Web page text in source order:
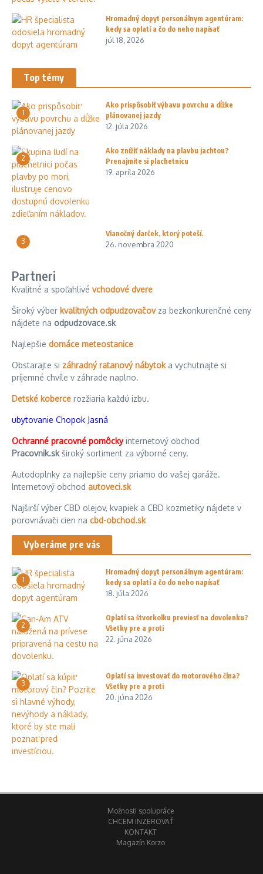
Hromadný dopyt personálnym agentúram:
kedy sa oplatí a čo do neho napísať
júl 18, 2026
Top témy
1
Ako prispôsobiť výbavu povrchu a dĺžke
plánovanej jazdy
12. júla 2026
2
Ako znížiť náklady na plavbu jachtou?
Prenajmite si plachetnicu
19. apríla 2026
3
Vianočný darček, ktorý poteší.
26. novembra 2020
Partneri
Kvalitné a spoľahlivé vchodové dvere
Široký výber kvalitných odpudzovačovza bezkonkurenčné ceny
nájdete na odpudzovace.sk
Najlepšie domáce meteostanice
Obstarajte si záhradný ratanový nábytoka vychutnajte si
príjemné chvíle v záhrade naplno.
Detské koberce rozžiaria každú izbu.
ubytovanie Chopok Jasná
Ochranné pracovné pomôckyinternetový obchod
Pracovnik.skširoký sortiment za výborné ceny.
Autodoplnky za najlepšie ceny priamo do vašej garáže.
Internetový obchod autoveci.sk
Najširší výber CBD olejov, kvapiek a CBD kozmetiky nájdete v
porovnávači cien na cbd-obchod.sk
Vyberáme pre vás
1
Hromadný dopyt personálnym agentúram:
kedy sa oplatí a čo do neho napísať
18. júla 2026
2
Oplatí sa štvorkolku previesť na dovolenku?
Všetky pre a proti
22. júna 2026
3
Oplatí sa investovať do motorového člna?
Všetky pre a proti
20. júna 2026
Možnosti spolupráce
CHCEM INZEROVAŤ
KONTAKT
Magazín Korzo